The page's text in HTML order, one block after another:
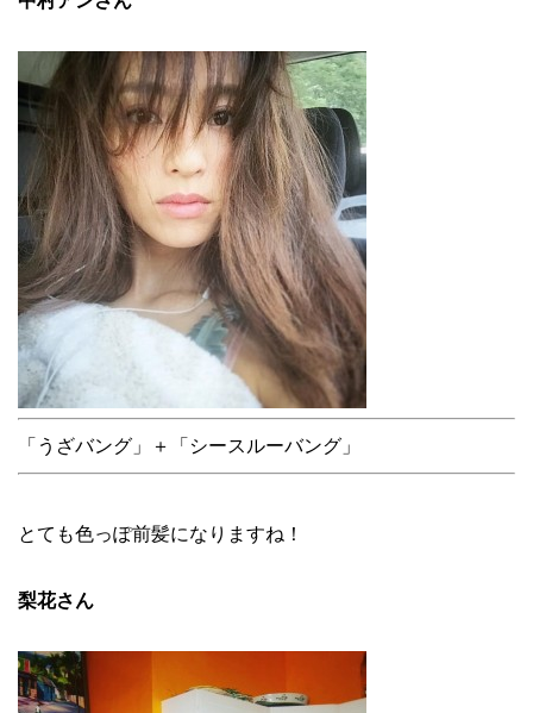
「うざバング」＋「シースルーバング」
とても色っぽ前髪になりますね！
梨花さん